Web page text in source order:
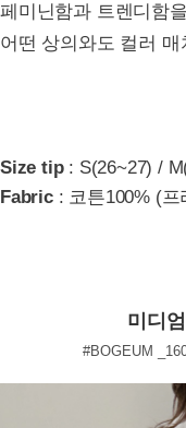
페미닌함과 트렌디함
어떤 상의와도 컬러
Size tip: S(26~27) /
Fabric: 코튼100% (프
미디
#BOGEUM